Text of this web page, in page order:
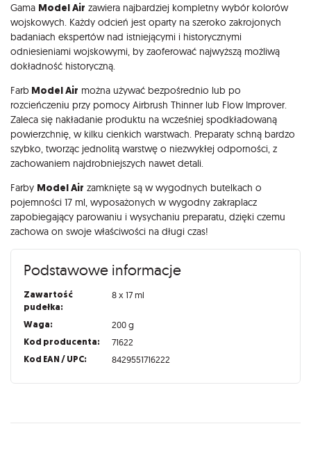
Gama Model Air zawiera najbardziej kompletny wybór kolorów
wojskowych. Każdy odcień jest oparty na szeroko zakrojonych
badaniach ekspertów nad istniejącymi i historycznymi
odniesieniami wojskowymi, by zaoferować najwyższą możliwą
dokładność historyczną.
Farb Model Air można używać bezpośrednio lub po
rozcieńczeniu przy pomocy Airbrush Thinner lub Flow Improver.
Zaleca się nakładanie produktu na wcześniej spodkładowaną
powierzchnię, w kilku cienkich warstwach. Preparaty schną bardzo
szybko, tworząc jednolitą warstwę o niezwykłej odporności, z
zachowaniem najdrobniejszych nawet detali.
Farby Model Air zamknięte są w wygodnych butelkach o
pojemności 17 ml, wyposażonych w wygodny zakraplacz
zapobiegający parowaniu i wysychaniu preparatu, dzięki czemu
zachowa on swoje właściwości na długi czas!
Podstawowe informacje
Zawartość
pudełka:
8 x 17 ml
Waga: 200 g
Kod producenta: 71622
Kod EAN / UPC: 8429551716222